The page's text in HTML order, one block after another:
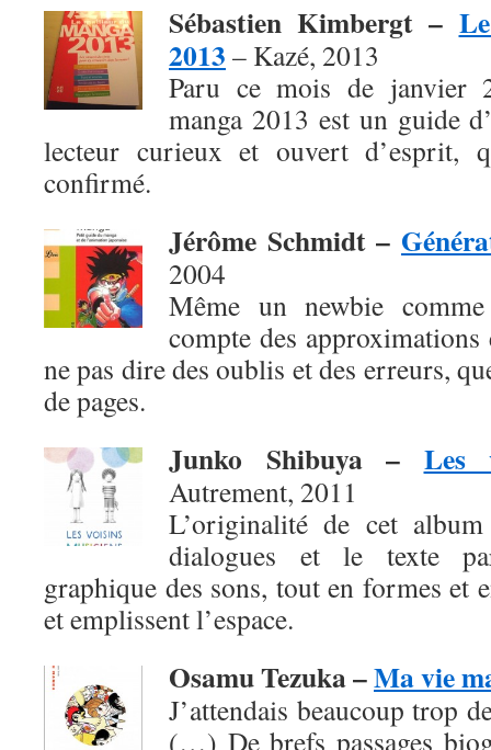
Sébastien Kimbergt –
2013 – Kazé, 2013
Paru ce mois de janvier
manga 2013 est un guide
lecteur curieux et ouvert d’esprit,
confirmé.
Jérôme Schmidt –
2004
Même un newbie
compte des
ne pas dire des oublis et des erreurs,
de pages.
Junko Shibuya– Les
Autrement, 2011
L’originalité de cet
dialogues et le texte
graphique des sons, tout en formes et
et emplissent l’espace.
Osamu Tezuka –Ma vie
J’attendais beaucoup trop
(…) De brefs passages